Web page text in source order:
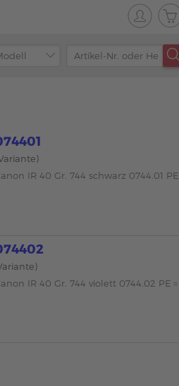
IR 40 Gr. 744 schwarz 0744.01 PE
IR 40 Gr. 744 violett 0744.02 PE =